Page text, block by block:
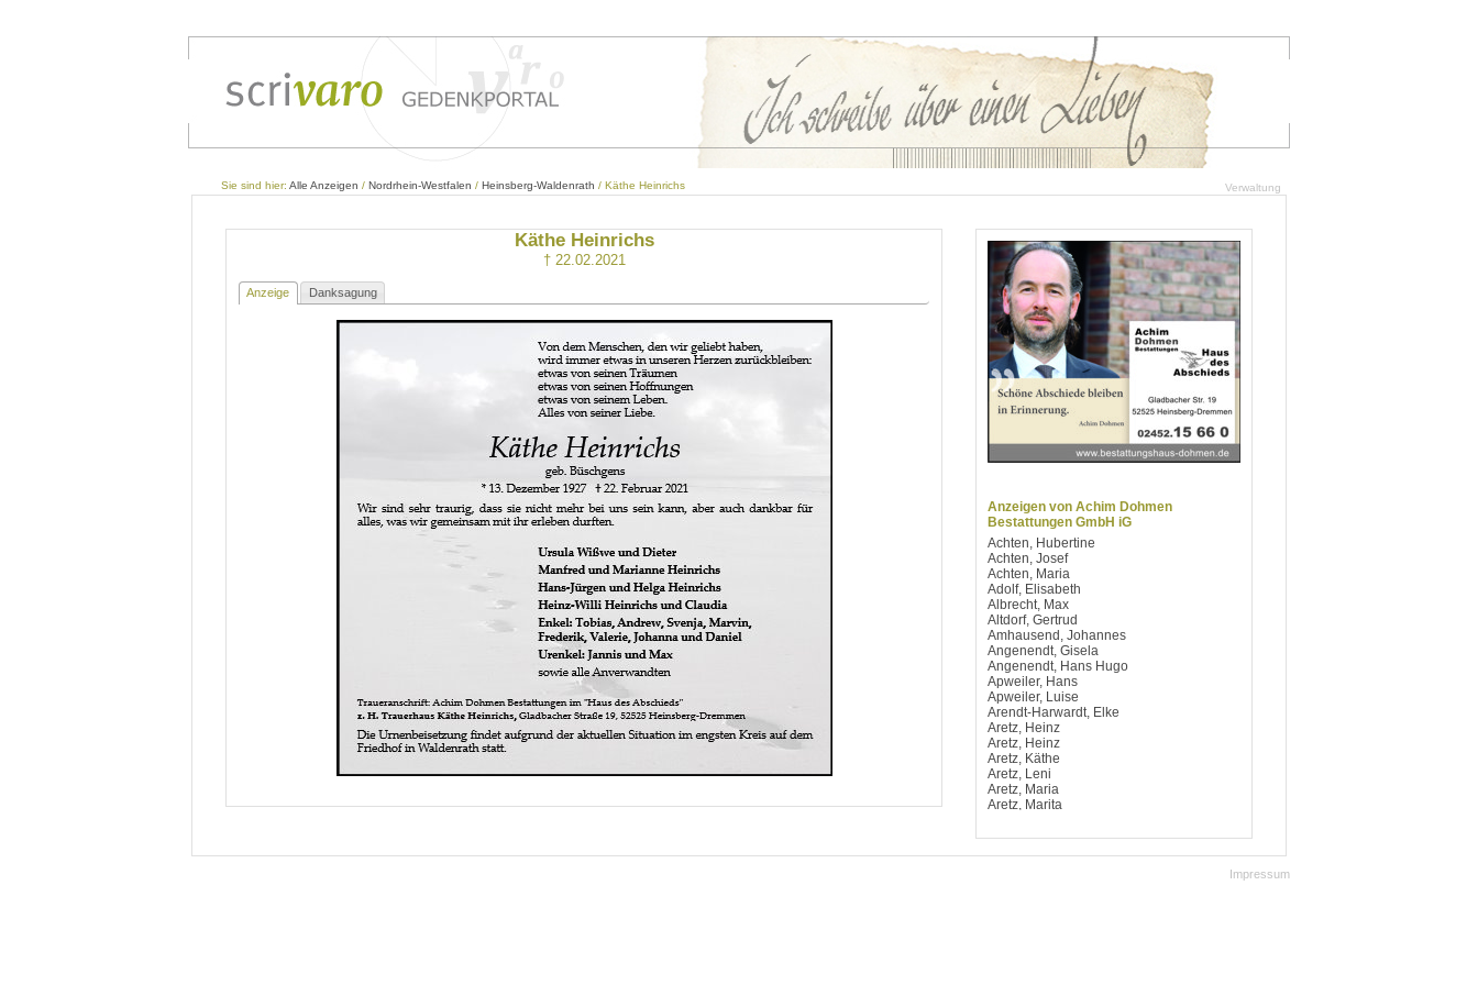
Verwaltung
Sie sind hier: Alle Anzeigen / Nordrhein-Westfalen / Heinsberg-Waldenrath / Käthe Heinrichs
Käthe Heinrichs
† 22.02.2021
Anzeige Danksagung
Anzeigen von Achim Dohmen
Bestattungen GmbH iG
Achten, Hubertine
Achten, Josef
Achten, Maria
Adolf, Elisabeth
Albrecht, Max
Altdorf, Gertrud
Amhausend, Johannes
Angenendt, Gisela
Angenendt, Hans Hugo
Apweiler, Hans
Apweiler, Luise
Arendt-Harwardt, Elke
Aretz, Heinz
Aretz, Heinz
Aretz, Käthe
Aretz, Leni
Aretz, Maria
Aretz, Marita
Artelt, Notburga
Impressum